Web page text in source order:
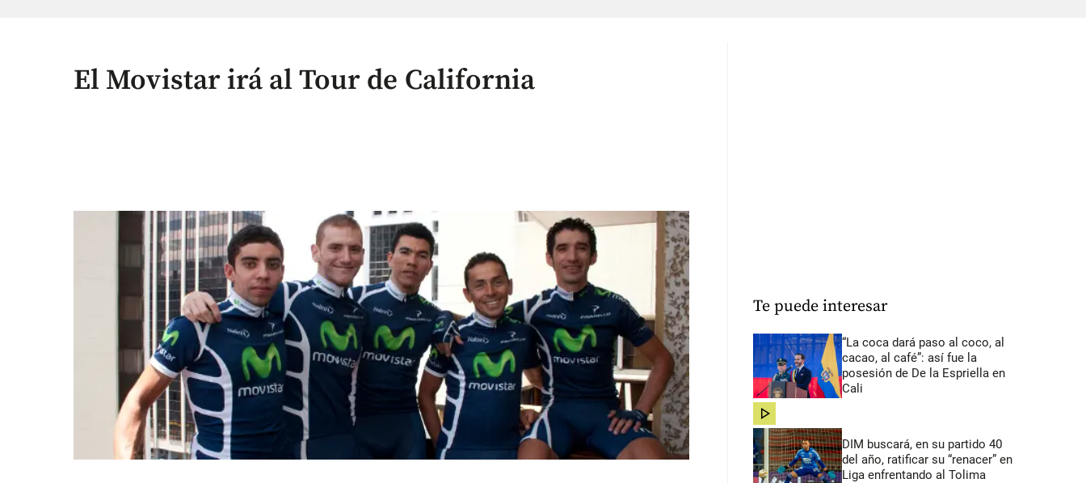
El Movistar irá al Tour de California
Te puede interesar
“La coca dará paso al coco, al
cacao, al café”: así fue la
posesión de De la Espriella en
Cali
share
DIM buscará, en su partido 40
del año, ratificar su “renacer” en
Liga enfrentando al Tolima